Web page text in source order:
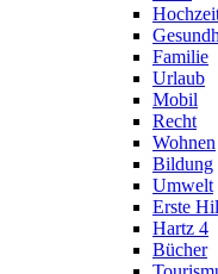
Familie
Urlaub
Mobil
Recht
Wohnen
Bildung
Umwelt
Erste
Hartz 4
Bücher